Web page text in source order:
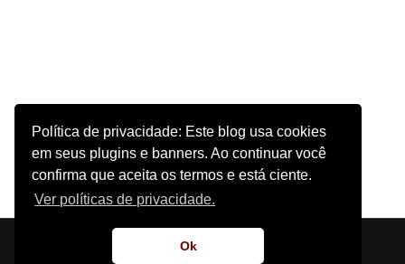
Política de privacidade: Este blog usa cookies
em seus plugins e banners. Ao continuar você
confirma que aceita os termos e está ciente.
Ver políticas de privacidade.
Ok
Sobre o Site